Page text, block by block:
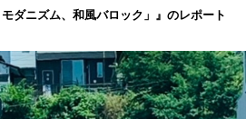
ダニズム、和風バロック」』のレポート